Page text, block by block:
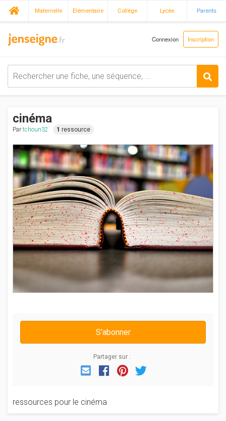
Maternelle Elémentaire Collège Lycée Parents
Connexion Inscription
cinéma
Par tchoun32 1 ressource
S'abonner
Partager sur :
EmailFacebook
Pinterest
ressources pour le cinéma